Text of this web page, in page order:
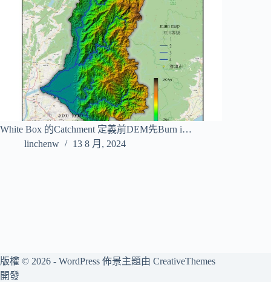
White Box 的Catchment 定義前DEM先Burn i…
linchenw
13 8 月, 2024
版權 © 2026 - WordPress 佈景主題由 CreativeThemes
開發